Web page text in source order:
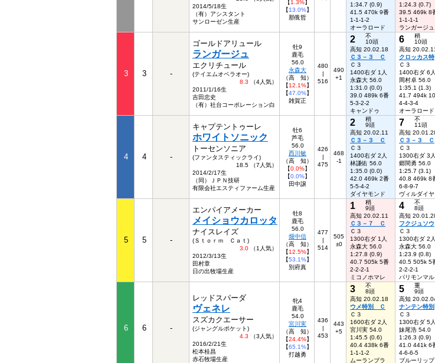
2014/5/18生
（有）アシスタント
サンローゼン生産
【1.3%】
【13.0%】
那俄哲
1:34.7 (0.9)
41.5 470k 9番
1-1-1-2
オーラロード
1:24.3 (0.7)
39.5 469k 8
1-1-1-1
ランガージュ
3 3 -
ゴールドアリュール
ランガージュ
エクリチュール
(テイエムオペラオー)
8.3 （4人気）
2011/1/16生
吉田忠史
（有）社台コーポレーション白
牡9
鹿毛
56.0
永森大
（高 知）
【12.1%】
【47.0%】
雑賀正
480
|
516
490
+1
2
不
10頭
高知 20.02.18
Ｃ３－３ Ｃ
Ｃ３
1400右ダ 1人
永森大 56.0
1:31.0 (0.0)
39.0 489k 6番
5-3-2-2
キャンドゥ
6
稍
10頭
高知
クロッカス特
Ｃ３
1400右ダ 6人
岡村卓 56.0
1:35.1 (1.3)
41.7 494k
4-4-3-4
オーラロード
4 4 -
キャプテントゥーレ
ホワイトソニック
トーセンソニア
(ファンタスティックライ)
18.5 （7人気）
2014/2/17生
（同）ＪＰＮ技研
有限会社エスティファーム生産
牡6
芦毛
56.0
西川敏
（高 知）
【0.0%】
【0.0%】
田中譲
426
|
475
468
-1
2
稍
9頭
高知 20.02.11
Ｃ３－３ Ｃ
Ｃ３
1400右ダ 2人
林謙佑 56.0
1:35.0 (0.0)
42.0 469k 2番
5-5-4-2
ダイヤモンド
7
不
11頭
高知
Ｃ３－３ Ｃ
Ｃ３
1300右ダ 3人
郷間勇 56.0
1:25.7 (3.1)
40.8 469k 8
6-8-9-7
ヴィルダイヤ
5 5 -
エンパイアメーカー
メイショウカロッタ
ナイスレイズ
(Ｓｔｏｒｍ Ｃａｔ)
3.0 （1人気）
2012/3/13生
田村章
日の出牧場生産
牡8
鹿毛
56.0
畑中信
（高 知）
【12.5%】
【53.1%】
別府真
477
|
514
505
±0
1
稍
9頭
高知 20.02.11
Ｃ３－７ Ｃ
Ｃ３
1300右ダ 1人
永森大 56.0
1:27.8 (0.9)
40.7 505k 5番
2-2-2-1
ミコノホマレ
4
不
8頭
高知
フクジュソウ
Ｃ３
1300右ダ 2人
永森大 56.0
1:23.9 (0.8)
40.5 505k 5
2-2-2-1
パリモンマル
6 6 -
レッドスパーダ
ヴェネレ
スズカクエーサー
(ジャングルポケット)
4.3 （3人気）
2016/2/21生
松本桂昌
赤石牧場生産
牝4
鹿毛
54.0
宮川実
（高 知）
【24.4%】
【65.1%】
打越勇
436
|
453
443
+5
3
不
8頭
高知 20.02.18
ウメ特別 Ｃ
Ｃ３
1600右ダ 2人
宮川実 54.0
1:45.5 (0.6)
40.4 438k 6番
1-1-1-2
ムーランブラ
5
重
9頭
高知
ナンテン特別
Ｃ３
1300右ダ 5人
妹尾浩 54.0
1:26.3 (0.9)
41.0 441k 6
4-6-6-5
ブルーリップ